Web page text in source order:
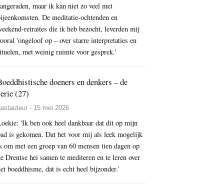
maar ik kan niet zo veel met
De meditatie-ochtenden en
retraites die ik heb bezocht, leverden mij
'ongeloof op – over starre interpretaties en
met weinig ruimte voor gesprek.'
doeners en denkers – de
(27)
- 15 mei 2026
'Ik ben ook heel dankbaar dat dit op mijn
is gekomen. Dat het voor mij als leek mogelijk
om met een groep van 60 mensen tien dagen op
Drentse hei samen te mediteren en te leren over
boeddhisme, dat is echt heel bijzonder.’